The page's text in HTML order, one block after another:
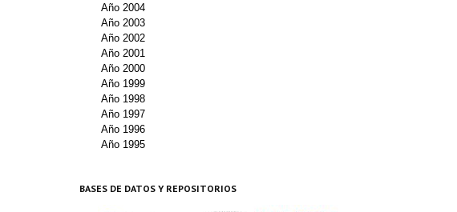
Año 2004
Año 2003
Año 2002
Año 2001
Año 2000
Año 1999
Año 1998
Año 1997
Año 1996
Año 1995
BASES DE DATOS Y REPOSITORIOS